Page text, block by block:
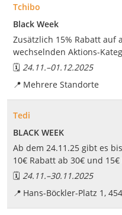
Tchibo
Black Week
Zusätzlich 15% Rabatt auf
wechselnden Aktions-
🗓️ 24.11.–01.12.2025
📍 Mehrere Standorte
Tedi
BLACK WEEK
Ab dem 24.11.25 gibt es
10€ Rabatt ab 30€ und
🗓️ 24.11.–30.11.2025
📍 Hans-Böckler-Platz 1,